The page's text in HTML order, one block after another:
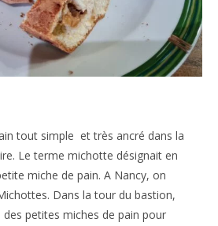
tout simple et très ancré dans la
Le terme michotte désignait en
miche de pain. A Nancy, on
Dans la tour du bastion,
des petites miches de pain pour